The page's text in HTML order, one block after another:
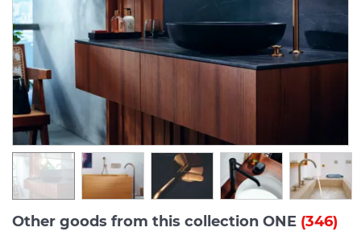
Other goods from this collection ONE (346)